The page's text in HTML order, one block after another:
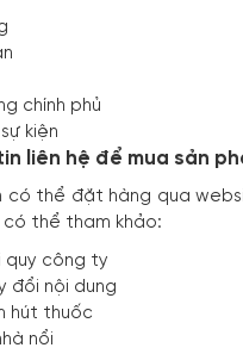
chính phủ
kiện
liên hệ để mua sản
có thể đặt hàng qua
thể tham khảo:
quy công ty
đổi nội dung
hút thuốc
nổi